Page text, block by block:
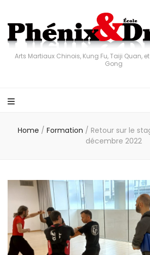
Arts Martiaux Chinois, Kung Fu, Taiji Quan,
Gong
Home / Formation / Retour sur le
décembre 2022